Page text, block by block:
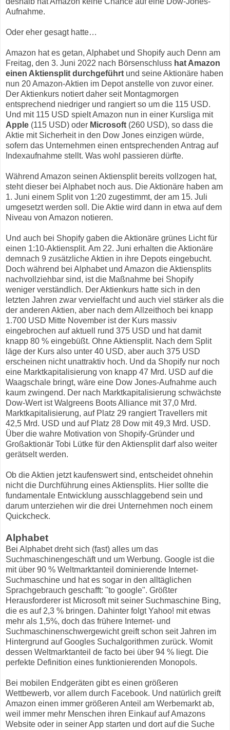
Aufnahme.
Oder eher gesagt hatte…
Amazon hat es getan, Alphabet und Shopify auch Denn am
Freitag, den 3. Juni 2022 nach Börsenschluss hat Amazon
einen Aktiensplit durchgeführt und seine Aktionäre haben
nun 20 Amazon-Aktien im Depot anstelle von zuvor einer.
Der Aktienkurs notiert daher seit Montagmorgen
entsprechend niedriger und rangiert so um die 115 USD.
Und mit 115 USD spielt Amazon nun in einer Kursliga mit
Apple (115 USD) oder Microsoft (260 USD), so dass die
Aktie mit Sicherheit in den Dow Jones einzigen würde,
sofern das Unternehmen einen entsprechenden Antrag auf
Indexaufnahme stellt. Was wohl passieren dürfte.
Während Amazon seinen Aktiensplit bereits vollzogen hat,
steht dieser bei Alphabet noch aus. Die Aktionäre haben am
1. Juni einem Split von 1:20 zugestimmt, der am 15. Juli
umgesetzt werden soll. Die Aktie wird dann in etwa auf dem
Niveau von Amazon notieren.
Und auch bei Shopify gaben die Aktionäre grünes Licht für
einen 1:10-Aktiensplit. Am 22. Juni erhalten die Aktionäre
demnach 9 zusätzliche Aktien in ihre Depots eingebucht.
Doch während bei Alphabet und Amazon die Aktiensplits
nachvollziehbar sind, ist die Maßnahme bei Shopify
weniger verständlich. Der Aktienkurs hatte sich in den
letzten Jahren zwar vervielfacht und auch viel stärker als die
der anderen Aktien, aber nach dem Allzeithoch bei knapp
1.700 USD Mitte November ist der Kurs massiv
eingebrochen auf aktuell rund 375 USD und hat damit
knapp 80 % eingebüßt. Ohne Aktiensplit. Nach dem Split
läge der Kurs also unter 40 USD, aber auch 375 USD
erscheinen nicht unattraktiv hoch. Und da Shopify nur noch
eine Marktkapitalisierung von knapp 47 Mrd. USD auf die
Waagschale bringt, wäre eine Dow Jones-Aufnahme auch
kaum zwingend. Der nach Marktkapitalisierung schwächste
Dow-Wert ist Walgreens Boots Alliance mit 37,0 Mrd.
Marktkapitalisierung, auf Platz 29 rangiert Travellers mit
42,5 Mrd. USD und auf Platz 28 Dow mit 49,3 Mrd. USD.
Über die wahre Motivation von Shopify-Gründer und
Großaktionär Tobi Lütke für den Aktiensplit darf also weiter
gerätselt werden.
Ob die Aktien jetzt kaufenswert sind, entscheidet ohnehin
nicht die Durchführung eines Aktiensplits. Hier sollte die
fundamentale Entwicklung ausschlaggebend sein und
darum unterziehen wir die drei Unternehmen noch einem
Quickcheck.
Alphabet
Bei Alphabet dreht sich (fast) alles um das
Suchmaschinengeschäft und um Werbung. Google ist die
mit über 90 % Weltmarktanteil dominierende Internet-
Suchmaschine und hat es sogar in den alltäglichen
Sprachgebrauch geschafft: "to google". Größter
Herausforderer ist Microsoft mit seiner Suchmaschine Bing,
die es auf 2,3 % bringen. Dahinter folgt Yahoo! mit etwas
mehr als 1,5%, doch das frühere Internet- und
Suchmaschinenschwergewicht greift schon seit Jahren im
Hintergrund auf Googles Suchalgorithmen zurück. Womit
dessen Weltmarktanteil de facto bei über 94 % liegt. Die
perfekte Definition eines funktionierenden Monopols.
Bei mobilen Endgeräten gibt es einen größeren
Wettbewerb, vor allem durch Facebook. Und natürlich greift
Amazon einen immer größeren Anteil am Werbemarkt ab,
weil immer mehr Menschen ihren Einkauf auf Amazons
Website oder in seiner App starten und dort auf die Suche